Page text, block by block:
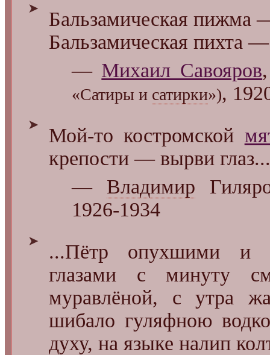
➤
Бальзамическая пижма
Бальзамическая пихта
— Михаил Савояров
«Сатиры и сатирки»),
➤ Мой-то костромской
крепости — вырви глаз...
— Владимир
1926-1934
➤
...Пётр опухшими и
глазами с минуту
муравлёной, с утра
шибало гуляфною
духу, на языке налип